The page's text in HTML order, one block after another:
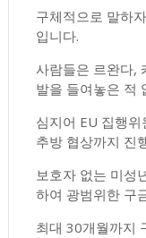
구체적으로 말하
입니다.
사람들은 르완다,
발을 들여놓은 적
심지어 EU 집행
추방 협상까지 진
보호자 없는 미성
하여 광범위한 구
최대 30개월까지